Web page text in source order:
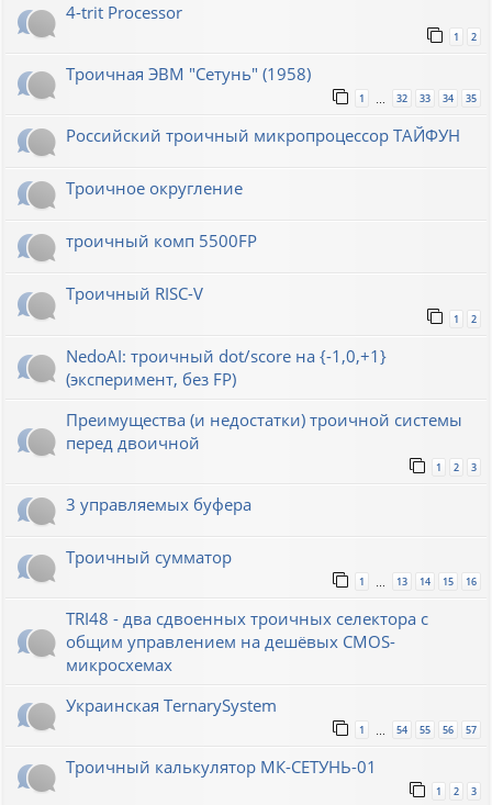
4-trit Processor
1 2
Троичная ЭВМ "Сетунь" (1958)
1 … 32 33 34 35
Российский троичный микропроцессор ТАЙФУН
Троичное округление
троичный комп 5500FP
Троичный RISC-V
1 2
NedoAI: троичный dot/score на {-1,0,+1}
(эксперимент, без FP)
Преимущества (и недостатки) троичной системы
перед двоичной
1 2 3
3 управляемых буфера
Троичный сумматор
1 13 14 15 16
TRI48 - два сдвоенных троичных селектора с
общим управлением на дешёвых CMOS-
микросхемах
Украинская TernarySystem
1 54 55 56 57
Троичный калькулятор МК-СЕТУНЬ-01
1 2 3